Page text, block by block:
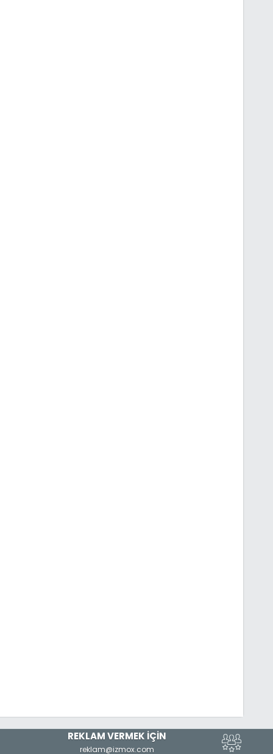
REKLAM VERMEK İÇİN
reklam@izmox.com